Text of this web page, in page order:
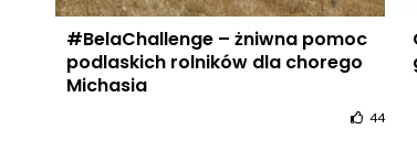
#BelaChallenge – żniwna pomoc
podlaskich rolników dla chorego
Michasia
44